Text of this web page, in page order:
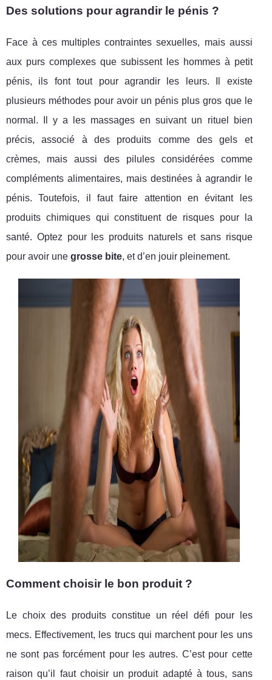
Des solutions pour agrandir le pénis ?
Face à ces multiples contraintes sexuelles, mais aussi
aux purs complexes que subissent les hommes à petit
pénis, ils font tout pour agrandir les leurs. Il existe
plusieurs méthodes pour avoir un pénis plus gros que le
normal. Il y a les massages en suivant un rituel bien
précis, associé à des produits comme des gels et
crèmes, mais aussi des pilules considérées comme
compléments alimentaires, mais destinées à agrandir le
pénis. Toutefois, il faut faire attention en évitant les
produits chimiques qui constituent de risques pour la
santé. Optez pour les produits naturels et sans risque
pour avoir une grosse bite, et d’en jouir pleinement.
Comment choisir le bon produit ?
Le choix des produits constitue un réel défi pour les
mecs. Effectivement, les trucs qui marchent pour les uns
ne sont pas forcément pour les autres. C’est pour cette
raison qu’il faut choisir un produit adapté à tous, sans